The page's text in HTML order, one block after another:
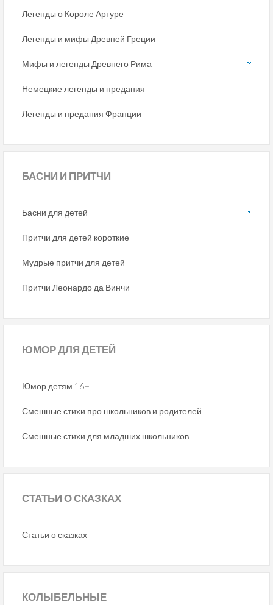
Легенды о Короле Артуре
Легенды и мифы Древней Греции
Мифы и легенды Древнего Рима
Немецкие легенды и предания
Легенды и предания Франции
БАСНИ И ПРИТЧИ
Басни для детей
Притчи для детей короткие
Мудрые притчи для детей
Притчи Леонардо да Винчи
ЮМОРДЛЯ ДЕТЕЙ
Юмор детям 16+
Смешные стихи про школьников и родителей
Смешные стихи для младших школьников
СТАТЬИО СКАЗКАХ
Статьи о сказках
КОЛЫБЕЛЬНЫЕ